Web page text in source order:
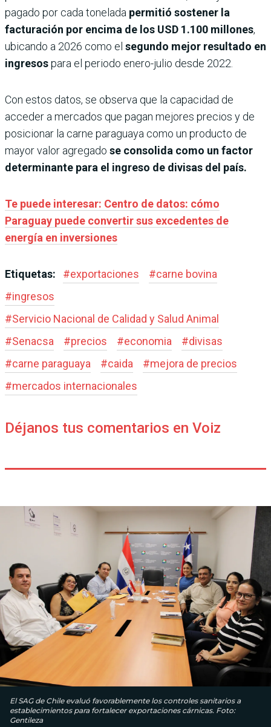
pagado por cada tonelada permitió sostener la
facturación por encima de los USD 1.100 millones,
ubicando a 2026 como el segundo mejor resultado en
ingresospara el periodo enero-julio desde 2022.
Con estos datos, se observa que la capacidad de
acceder a mercados que pagan mejores precios y de
posicionar la carne paraguaya como un producto de
mayor valor agregado se consolida como un factor
determinante para el ingreso de divisas del país.
Te puede interesar: Centro de datos: cómo
Paraguay puede convertir sus excedentes de
energía en inversiones
Etiquetas: #exportaciones #carne bovina
#ingresos
#Servicio Nacional de Calidad y Salud Animal
#Senacsa #precios #economia #divisas
#carne paraguaya #caida #mejora de precios
#mercados internacionales
Déjanos tus comentarios en Voiz
El SAG de Chile evaluó favorablemente los controles sanitarios a
establecimientos para fortalecer exportaciones cárnicas. Foto:
Gentileza